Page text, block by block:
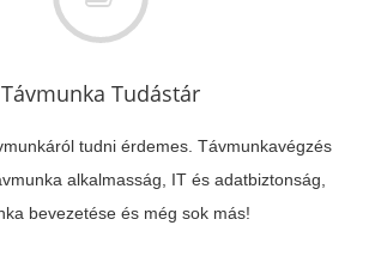
Távmunka Tudástár
tudni érdemes. Távmunkavégzés
alkalmasság, IT és adatbiztonság,
bevezetése és még sok más!